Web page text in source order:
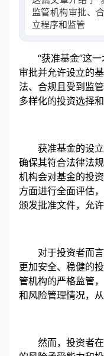
监管机构审批、
立程序和监管要求
“获准基金”这一
审批并允许设立的
法、合规且受到监
多样化的投资选择
获准基金的设立
确保其符合法律法
机构会对基金的投
方面进行全面评估
颁发批准文件，允
对于投资者而言
更加安全、稳健的
管机构的严格监管
和风险管理情况，
然而，投资者在